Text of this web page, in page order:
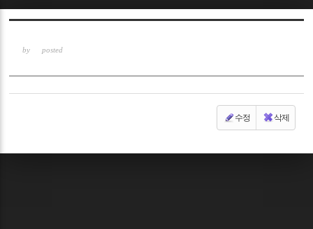
by posted
수정 삭제
Sketchbook5, 스케치북5
Sketchbook5, 스케치북5